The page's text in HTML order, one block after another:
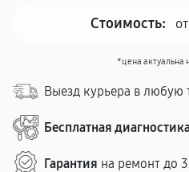
Стоимость:
*цена актуальна
Выезд курьера в любую
Бесплатная
Гарантия на ремонт до